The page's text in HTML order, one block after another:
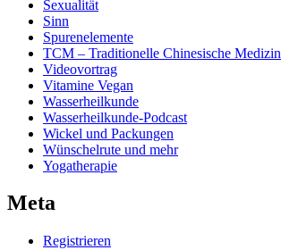
Sexualität
Sinn
Spurenelemente
TCM – Traditionelle Chinesische Medizin
Videovortrag
Vitamine Vegan
Wasserheilkunde
Wasserheilkunde-Podcast
Wickel und Packungen
Wünschelrute und mehr
Yogatherapie
Meta
Registrieren